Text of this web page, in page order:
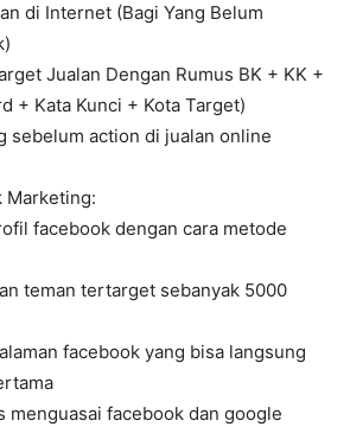
di Internet (Bagi Yang Belum
Jualan Dengan Rumus BK + KK +
+ Kata Kunci + Kota Target)
sebelum action di jualan online
Marketing:
facebook dengan cara metode
teman tertarget sebanyak 5000
facebook yang bisa langsung
menguasai facebook dan google